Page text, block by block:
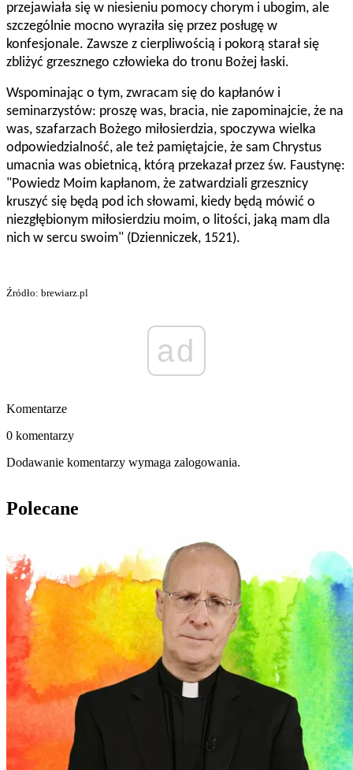
przejawiała się w niesieniu pomocy chorym i ubogim, ale
szczególnie mocno wyraziła się przez posługę w
konfesjonale. Zawsze z cierpliwością i pokorą starał się
zbliżyć grzesznego człowieka do tronu Bożej łaski.
Wspominając o tym, zwracam się do kapłanów i
seminarzystów: proszę was, bracia, nie zapominajcie, że na
was, szafarzach Bożego miłosierdzia, spoczywa wielka
odpowiedzialność, ale też pamiętajcie, że sam Chrystus
umacnia was obietnicą, którą przekazał przez św. Faustynę:
"Powiedz Moim kapłanom, że zatwardziali grzesznicy
kruszyć się będą pod ich słowami, kiedy będą mówić o
niezgłębionym miłosierdziu moim, o litości, jaką mam dla
nich w sercu swoim" (Dzienniczek, 1521).
Źródło: brewiarz.pl
ad
Komentarze
0 komentarzy
Dodawanie komentarzy wymaga zalogowania.
Polecane